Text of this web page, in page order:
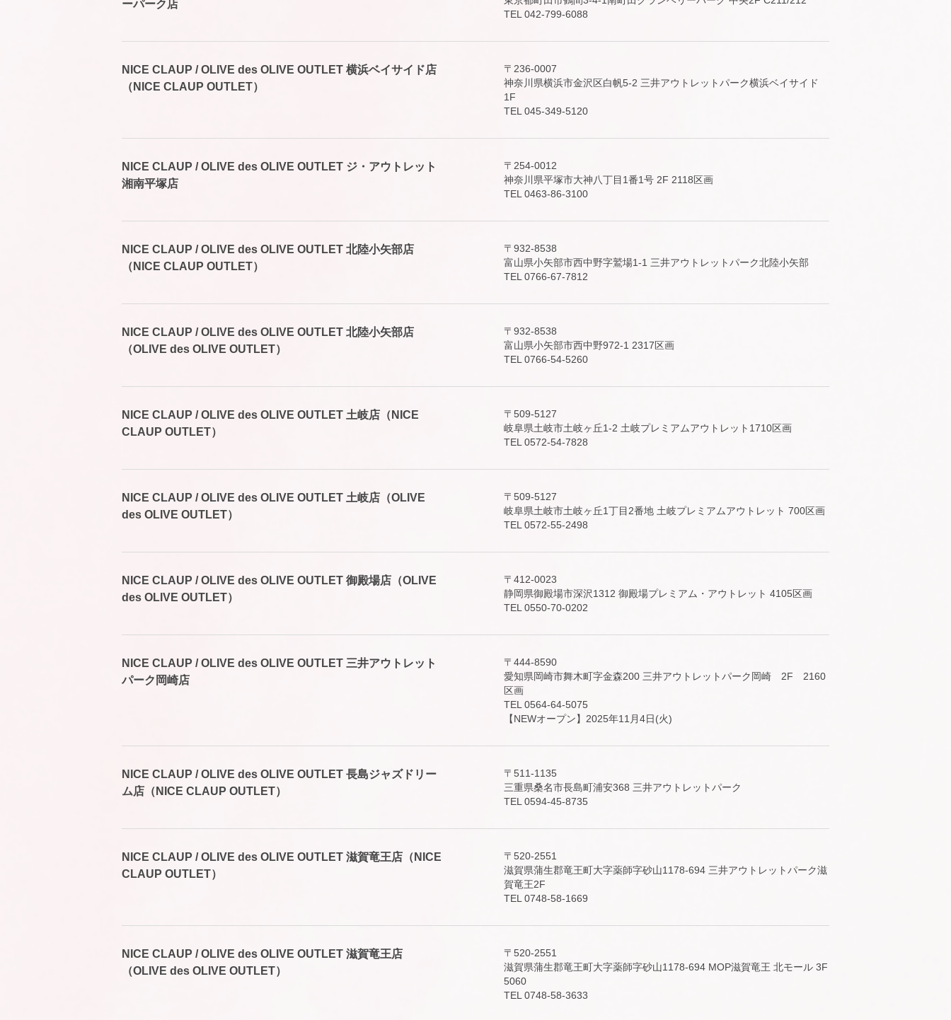
ーパーク店
TEL 042-799-6088
NICE CLAUP / OLIVE des OLIVE OUTLET 横浜ベイサイド店
（NICE CLAUP OUTLET）
〒236-0007
神奈川県横浜市金沢区白帆5-2 三井アウトレットパーク横浜ベイサイド
1F
TEL 045-349-5120
NICE CLAUP / OLIVE des OLIVE OUTLET ジ・アウトレット
湘南平塚店
〒254-0012
神奈川県平塚市大神八丁目1番1号 2F 2118区画
TEL 0463-86-3100
NICE CLAUP / OLIVE des OLIVE OUTLET 北陸小矢部店
（NICE CLAUP OUTLET）
〒932-8538
富山県小矢部市西中野字鷲場1-1 三井アウトレットパーク北陸小矢部
TEL 0766-67-7812
NICE CLAUP / OLIVE des OLIVE OUTLET 北陸小矢部店
（OLIVE des OLIVE OUTLET）
〒932-8538
富山県小矢部市西中野972-1 2317区画
TEL 0766-54-5260
NICE CLAUP / OLIVE des OLIVE OUTLET 土岐店（NICE
CLAUP OUTLET）
〒509-5127
岐阜県土岐市土岐ヶ丘1-2 土岐プレミアムアウトレット1710区画
TEL 0572-54-7828
NICE CLAUP / OLIVE des OLIVE OUTLET 土岐店（OLIVE
des OLIVE OUTLET）
〒509-5127
岐阜県土岐市土岐ヶ丘1丁目2番地 土岐プレミアムアウトレット 700区画
TEL 0572-55-2498
NICE CLAUP / OLIVE des OLIVE OUTLET 御殿場店（OLIVE
des OLIVE OUTLET）
〒412-0023
静岡県御殿場市深沢1312 御殿場プレミアム・アウトレット 4105区画
TEL 0550-70-0202
NICE CLAUP / OLIVE des OLIVE OUTLET 三井アウトレット
パーク岡崎店
〒444-8590
愛知県岡崎市舞木町字金森200 三井アウトレットパーク岡崎 2F 2160
区画
TEL 0564-64-5075
【NEWオープン】2025年11月4日(火)
NICE CLAUP / OLIVE des OLIVE OUTLET 長島ジャズドリー
ム店（NICE CLAUP OUTLET）
〒511-1135
三重県桑名市長島町浦安368 三井アウトレットパーク
TEL 0594-45-8735
NICE CLAUP / OLIVE des OLIVE OUTLET 滋賀竜王店（NICE
CLAUP OUTLET）
〒520-2551
滋賀県蒲生郡竜王町大字薬師字砂山1178-694 三井アウトレットパーク滋
賀竜王2F
TEL 0748-58-1669
NICE CLAUP / OLIVE des OLIVE OUTLET 滋賀竜王店
（OLIVE des OLIVE OUTLET）
〒520-2551
滋賀県蒲生郡竜王町大字薬師字砂山1178-694 MOP滋賀竜王 北モール 3F
5060
TEL 0748-58-3633